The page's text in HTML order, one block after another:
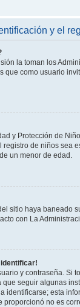
y el
la toman los
que como usuario
y Protección de
de niños sea
un menor de edad.
sitio haya baneado
con La
identificar!
y contraseña. Si
que seguir algunas
identificarse; esta
no es